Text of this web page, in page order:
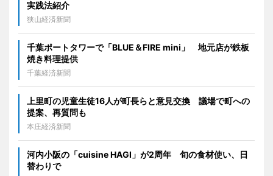
実践法紹介
狭山経済新聞
千葉ポートタワーで「BLUE＆FIRE mini」 地元店が鉄板
焼き料理提供
千葉経済新聞
上里町の児童生徒16人が町長らと意見交換 議場で町への
提案、再質問も
本庄経済新聞
河内小阪の「cuisine HAGI」が2周年 旬の食材使い、日
替わりで